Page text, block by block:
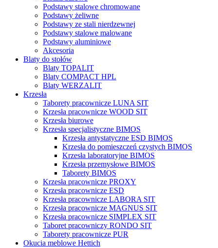
Podstawy stalowe chromowane
Podstawy żeliwne
Podstawy ze stali nierdzewnej
Podstawy stalowe malowane
Podstawy aluminiowe
Akcesoria
Blaty do stołów
Blaty TOPALIT
Blaty COMPACT HPL
Blaty WERZALIT
Krzesła
Taborety pracownicze LUNA SIT
Krzesła pracownicze WOOD SIT
Krzesła biurowe
Krzesła specjalistyczne BIMOS
Krzesła antystatyczne ESD BIMOS
Krzesła do pomieszczeń czystych BIMOS
Krzesła laboratoryjne BIMOS
Krzesła przemysłowe BIMOS
Taborety BIMOS
Krzesła pracownicze PROXY
Krzesła pracownicze ESD
Krzesła pracownicze LABORA SIT
Krzesła pracownicze MAGNUS SIT
Krzesła pracownicze SIMPLEX SIT
Taboret pracowniczy RONDO SIT
Taborety pracownicze PUR
Okucia meblowe Hettich